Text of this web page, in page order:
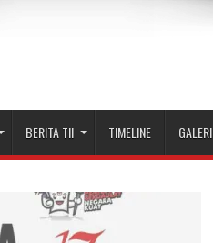
BERITA TII TIMELINE GALERI